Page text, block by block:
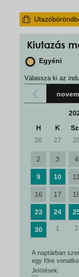
Kiutazás
Egyéni
Válassza ki az
H
K
26
27
2 3 4
9 10 11
16 17
23 24
30 1 2
A naptárban
egy főre
Jelölések: